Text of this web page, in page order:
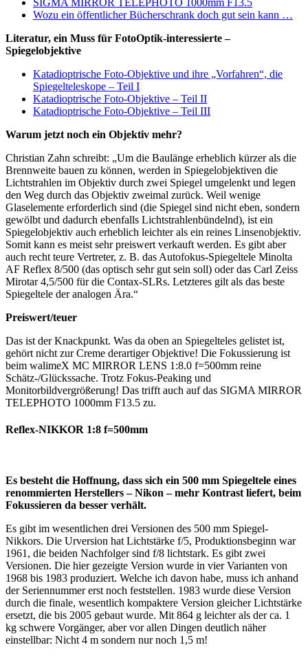
SIGMA MIRROR TELEPHOTO 1000mm F13.5
Wozu ein öffentlicher Bücherschrank doch gut sein kann …
Literatur, ein Muss für FotoOptik-interessierte –
Spiegelobjektive
Katadioptrische Foto-Objektive und ihre „Vorfahren“, die
Spiegelteleskope – Teil I
Katadioptrische Foto-Objektive – Teil II
Katadioptrische Foto-Objektive – Teil III
Warum jetzt noch ein Objektiv mehr?
Christian Zahn schreibt: „Um die Baulänge erheblich kürzer als die
Brennweite bauen zu können, werden in Spiegelobjektiven die
Lichtstrahlen im Objektiv durch zwei Spiegel umgelenkt und legen
den Weg durch das Objektiv zweimal zurück. Weil wenige
Glaselemente erforderlich sind (die Spiegel sind nicht eben, sondern
gewölbt und dadurch ebenfalls Lichtstrahlenbündelnd), ist ein
Spiegelobjektiv auch erheblich leichter als ein reines Linsenobjektiv.
Somit kann es meist sehr preiswert verkauft werden. Es gibt aber
auch recht teure Vertreter, z. B. das Autofokus-Spiegeltele Minolta
AF Reflex 8/500 (das optisch sehr gut sein soll) oder das Carl Zeiss
Mirotar 4,5/500 für die Contax-SLRs. Letzteres gilt als das beste
Spiegeltele der analogen Ära.“
Preiswert/teuer
Das ist der Knackpunkt. Was da oben an Spiegelteles gelistet ist,
gehört nicht zur Creme derartiger Objektive! Die Fokussierung ist
beim walimeX MC MIRROR LENS 1:8.0 f=500mm reine
Schätz-/Glückssache. Trotz Fokus-Peaking und
Monitorbildvergrößerung! Das trifft auch auf das SIGMA MIRROR
TELEPHOTO 1000mm F13.5 zu.
Reflex-NIKKOR 1:8 f=500mm
Es besteht die Hoffnung, dass sich ein 500 mm Spiegeltele eines
renommierten Herstellers – Nikon – mehr Kontrast liefert, beim
Fokussieren da besser verhält.
Es gibt im wesentlichen drei Versionen des 500 mm Spiegel-
Nikkors. Die Urversion hat Lichtstärke f/5, Produktionsbeginn war
1961, die beiden Nachfolger sind f/8 lichtstark. Es gibt zwei
Versionen. Die hier gezeigte Version wurde in vier Varianten von
1968 bis 1983 produziert. Welche ich davon habe, muss ich anhand
der Seriennummer erst noch feststellen. 1983 wurde diese Version
durch die finale, wesentlich kompaktere Version gleicher Lichtstärke
ersetzt, die bis 2005 gebaut wurde. Mit 864 g leichter als der ca. 1
kg schwere Vorgänger, aber vor allen Dingen deutlich näher
einstellbar: Nicht 4 m sondern nur noch 1,5 m!